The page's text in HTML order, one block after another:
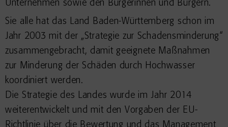
Unternehmen sowie den Bürgerinnen und Bürgern.
Sie alle hat das Land Baden-Württemberg schon im
Jahr 2003 mit der „Strategie zur Schadensminderung“
zusammengebracht, damit geeignete Maßnahmen
zur Minderung der Schäden durch Hochwasser
koordiniert werden.
Die Strategie des Landes wurde im Jahr 2014
weiterentwickelt und mit den Vorgaben der EU-
Richtlinie über die Bewertung und das Management